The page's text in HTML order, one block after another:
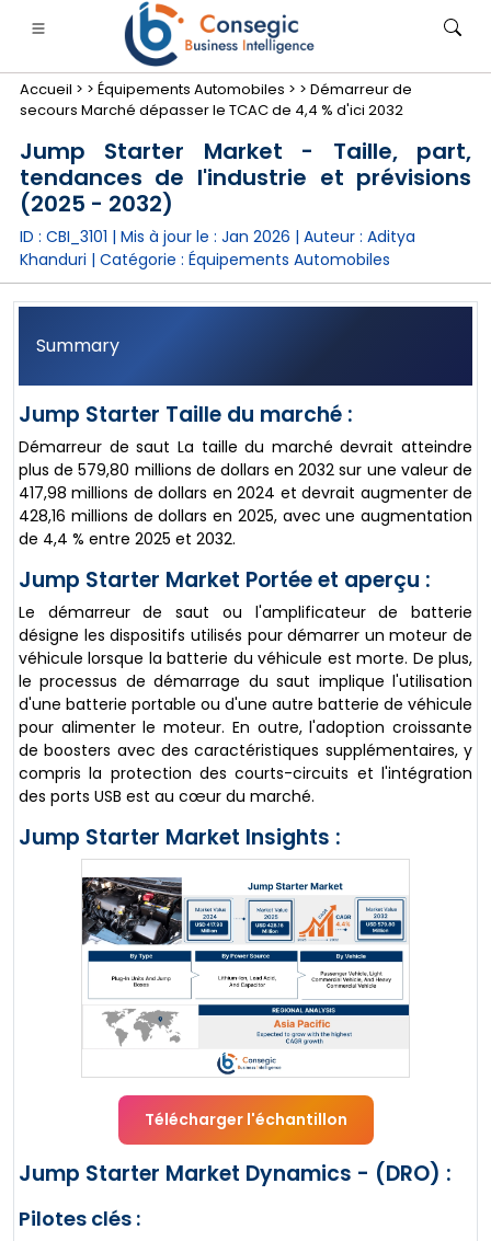
services financiers et assurance
• Biens de consommation
• étude de cas
Accueil > > Équipements Automobiles > > Démarreur de
secours Marché dépasser le TCAC de 4,4 % d'ici 2032
Jump Starter Market - Taille, part,
tendances de l'industrie et prévisions
(2025 - 2032)
ID : CBI_3101 | Mis à jour le : Jan 2026 | Auteur : Aditya
Khanduri | Catégorie : Équipements Automobiles
Summary
Jump Starter Taille du marché :
Démarreur de saut La taille du marché devrait atteindre
plus de 579,80 millions de dollars en 2032 sur une valeur de
417,98 millions de dollars en 2024 et devrait augmenter de
428,16 millions de dollars en 2025, avec une augmentation
de 4,4 % entre 2025 et 2032.
Jump Starter Market Portée et aperçu :
Le démarreur de saut ou l'amplificateur de batterie
désigne les dispositifs utilisés pour démarrer un moteur de
véhicule lorsque la batterie du véhicule est morte. De plus,
le processus de démarrage du saut implique l'utilisation
d'une batterie portable ou d'une autre batterie de véhicule
pour alimenter le moteur. En outre, l'adoption croissante
de boosters avec des caractéristiques supplémentaires, y
compris la protection des courts-circuits et l'intégration
des ports USB est au cœur du marché.
Jump Starter Market Insights :
Télécharger l'échantillon
Jump Starter Market Dynamics - (DRO) :
Pilotes clés :